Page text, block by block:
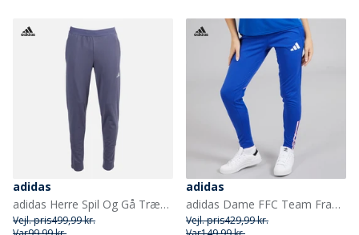
adidas
adidas Herre Spil Og Gå Trænings 3 Stribede Joggers Shadow Navy
Vejl. pris499,99 kr.
adidas
adidas Dame FFC Team Frankrig Træningsbukser Semi Lucid Blue
Vejl. pris429,99 kr.